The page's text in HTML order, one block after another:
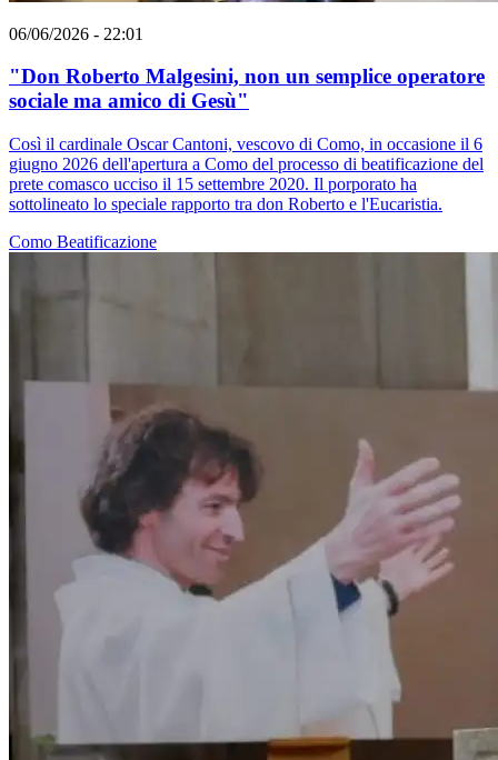
06/06/2026 - 22:01
"Don Roberto Malgesini, non un semplice operatore
sociale ma amico di Gesù"
Così il cardinale Oscar Cantoni, vescovo di Como, in occasione il 6
giugno 2026 dell'apertura a Como del processo di beatificazione del
prete comasco ucciso il 15 settembre 2020. Il porporato ha
sottolineato lo speciale rapporto tra don Roberto e l'Eucaristia.
Como Beatificazione